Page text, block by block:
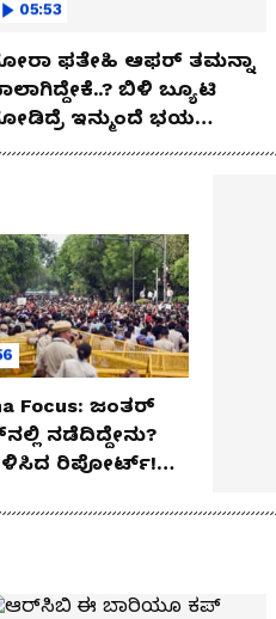
05:53
ಫತೇಹಿ ಆಫರ್​ ತಮನ್ನಾ
ಬಿಳಿ ಬ್ಯೂಟಿ
ಇನ್ಮುಂದೆ ಭಯ
ನೀವು!
Focus: ಜಂತರ್
ನಡೆದಿದ್ದೇನು?
ರಿಪೋರ್ಟ್!